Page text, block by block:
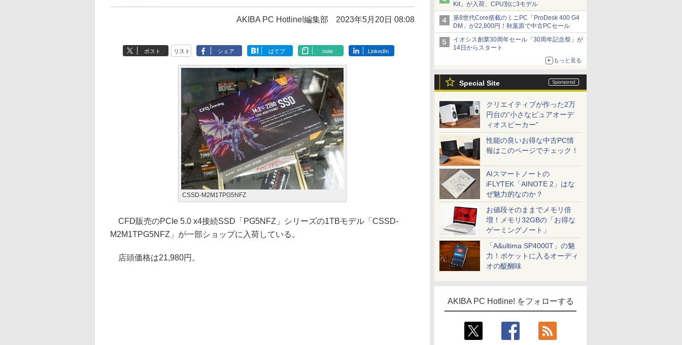
Kit」が入荷、CPU別に3モデル
第8世代Core搭載のミニPC「ProDesk 400 G4
DM」が22,800円！秋葉原で中古PCセール
イオシス創業30周年セール「30周年記念祭」が
14日からスタート
もっと見る
Special Site
クリエイティブが作った2万
円台の“小さなピュアオーデ
ィオスピーカー”
性能の良いお得な中古PC情
報はこのページでチェック！
AIスマートノートの
iFLYTEK「AINOTE 2」はな
ぜ魅力的なのか？
お値段そのままでメモリ倍
増！メモリ32GBの「お得な
ゲーミングノート」
「A&ultima SP4000T」の魅
力！ポケットに入るオーディ
オの醍醐味
AKIBA PC Hotline! をフォローする
AKIBA PC Hotline!編集部 2023年5月20日 08:08
ポスト リスト シェア はてブ note LinkedIn
CSSD-M2M1TPG5NFZ
CFD販売のPCIe 5.0 x4接続SSD「PG5NFZ」シリーズの1TBモデル「CSSD-
M2M1TPG5NFZ」が一部ショップに入荷している。
店頭価格は21,980円。